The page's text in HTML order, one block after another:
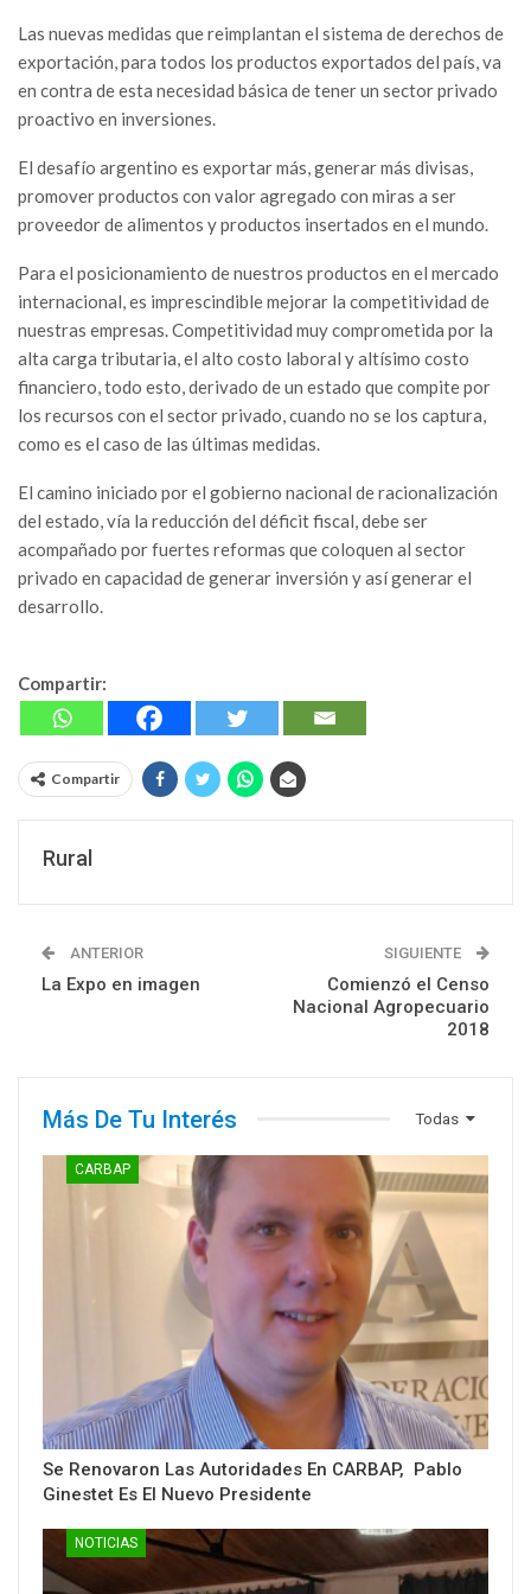
Las nuevas medidas que reimplantan el sistema de derechos de
exportación, para todos los productos exportados del país, va
en contra de esta necesidad básica de tener un sector privado
proactivo en inversiones.
El desafío argentino es exportar más, generar más divisas,
promover productos con valor agregado con miras a ser
proveedor de alimentos y productos insertados en el mundo.
Para el posicionamiento de nuestros productos en el mercado
internacional, es imprescindible mejorar la competitividad de
nuestras empresas. Competitividad muy comprometida por la
alta carga tributaria, el alto costo laboral y altísimo costo
financiero, todo esto, derivado de un estado que compite por
los recursos con el sector privado, cuando no se los captura,
como es el caso de las últimas medidas.
El camino iniciado por el gobierno nacional de racionalización
del estado, vía la reducción del déficit fiscal, debe ser
acompañado por fuertes reformas que coloquen al sector
privado en capacidad de generar inversión y así generar el
desarrollo.
Compartir:
Compartir
Rural
ANTERIOR
La Expo en imagen
SIGUIENTE
Comienzó el Censo
Nacional Agropecuario
2018
Todas
Más De Tu Interés
CARBAP
Se Renovaron Las Autoridades En CARBAP, Pablo
Ginestet Es El Nuevo Presidente
NOTICIAS